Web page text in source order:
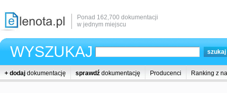
Ponad 162,700 dokumentacji
w jednym miejscu
WYSZUKAJ
+ dodaj dokumentację sprawdź dokumentację Producenci Ranking z